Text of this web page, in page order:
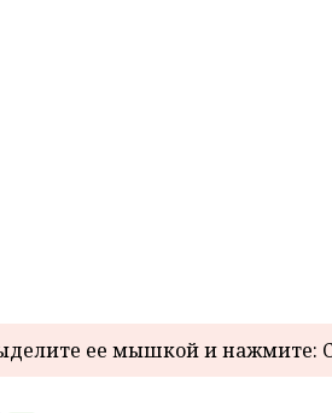
ее мышкой и нажмите: